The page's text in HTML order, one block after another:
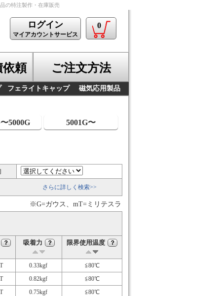
の特注製作・在庫販売
ログイン
マイアカウントサービス
0
依頼 ご注文方法
フェライトキャップ 磁気応用製品
5000G 5001G〜
さらに詳しく検索>>
※G=ガウス、mT=ミリテスラ
？ 吸着力 ？ 限界使用温度 ？
0.33kgf
≦80℃
0.82kgf
≦80℃
0.75kgf
≦80℃